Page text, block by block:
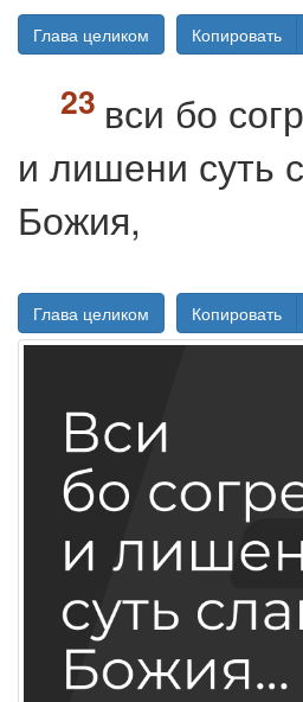
Глава целиком Копировать
вси бо
и лишени суть
Божия,
Глава целиком Копировать